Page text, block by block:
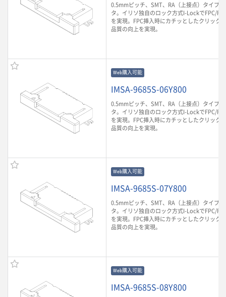
0.5mmピッチ、SMT、RA（上接点）タイプの
タ。イリソ独自のロック方式I-LockでFPC/
を実現。FPC挿入時にカチッとしたクリック
品質の向上を実現。
Web購入可能
IMSA-9685S-06Y800
0.5mmピッチ、SMT、RA（上接点）タイプの
タ。イリソ独自のロック方式I-LockでFPC/
を実現。FPC挿入時にカチッとしたクリック
品質の向上を実現。
Web購入可能
IMSA-9685S-07Y800
0.5mmピッチ、SMT、RA（上接点）タイプの
タ。イリソ独自のロック方式I-LockでFPC/
を実現。FPC挿入時にカチッとしたクリック
品質の向上を実現。
Web購入可能
IMSA-9685S-08Y800